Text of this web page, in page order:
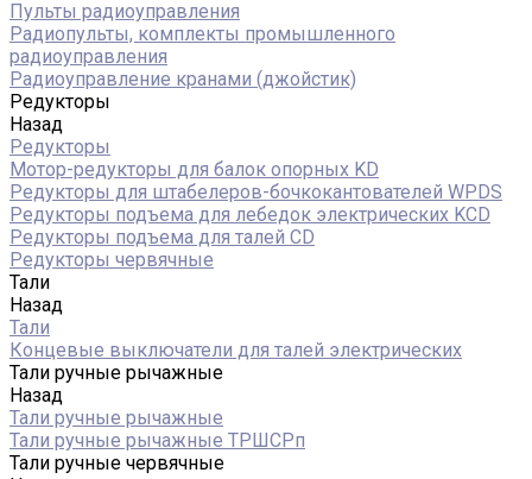
Пульты радиоуправления
Радиопульты, комплекты промышленного
радиоуправления
Радиоуправление кранами (джойстик)
Редукторы
Назад
Редукторы
Мотор-редукторы для балок опорных KD
Редукторы для штабелеров-бочкокантователей WPDS
Редукторы подъема для лебедок электрических KCD
Редукторы подъема для талей CD
Редукторы червячные
Тали
Назад
Тали
Концевые выключатели для талей электрических
Тали ручные рычажные
Назад
Тали ручные рычажные
Тали ручные рычажные ТРШСРп
Тали ручные червячные